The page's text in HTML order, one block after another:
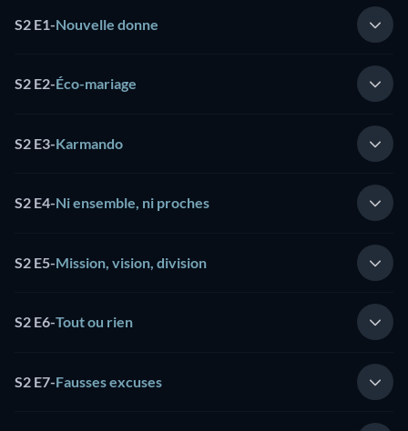
S2 E1-Nouvelle donne
S2 E2-Éco-mariage
S2 E3-Karmando
S2 E4-Ni ensemble, ni proches
S2 E5-Mission, vision, division
S2 E6-Tout ou rien
S2 E7-Fausses excuses